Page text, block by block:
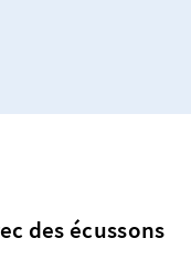
des écussons